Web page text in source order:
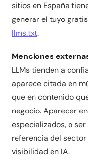
sitios en España
generar el tuyo
llms.txt.
Menciones
LLMs tienden a
aparece citada en
que en contenido
negocio. Aparecer
especializados, o
referencia del
visibilidad en IA.